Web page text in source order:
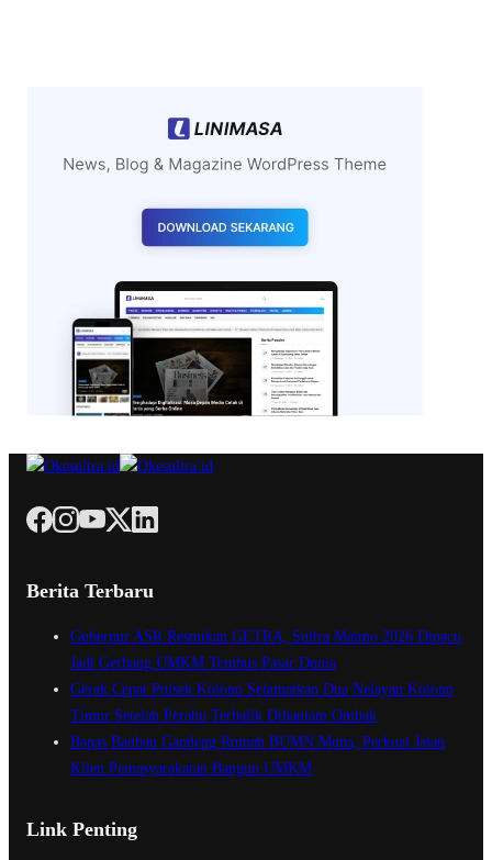
Berita Terbaru
Gubernur ASR Resmikan GETRA, Sultra Maimo 2026 Dipacu
Jadi Gerbang UMKM Tembus Pasar Dunia
Gerak Cepat Polsek Kolono Selamatkan Dua Nelayan Kolono
Timur Setelah Perahu Terbalik Dihantam Ombak
Bapas Baubau Gandeng Rumah BUMN Muna, Perkuat Jalan
Klien Pemasyarakatan Bangun UMKM
Link Penting